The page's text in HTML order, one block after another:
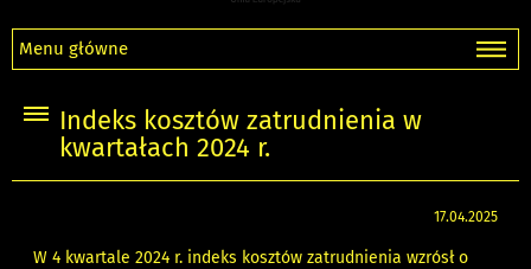
Menu główne
Indeks kosztów zatrudnienia w
kwartałach 2024 r.
17.04.2025
W 4 kwartale 2024 r. indeks kosztów zatrudnienia wzrósł o